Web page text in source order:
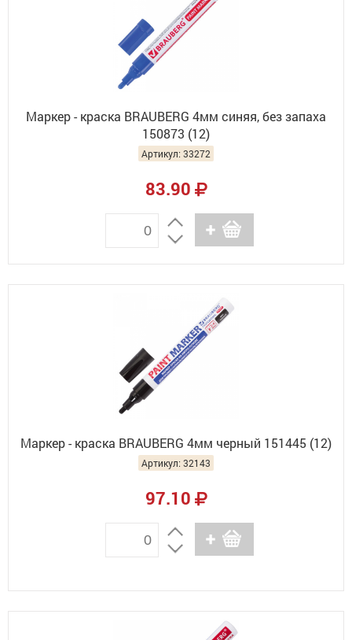
Маркер - краска BRAUBERG 4мм синяя, без запаха
150873 (12)
Артикул: 33272
83.90
Маркер - краска BRAUBERG 4мм черный 151445 (12)
Артикул: 32143
97.10